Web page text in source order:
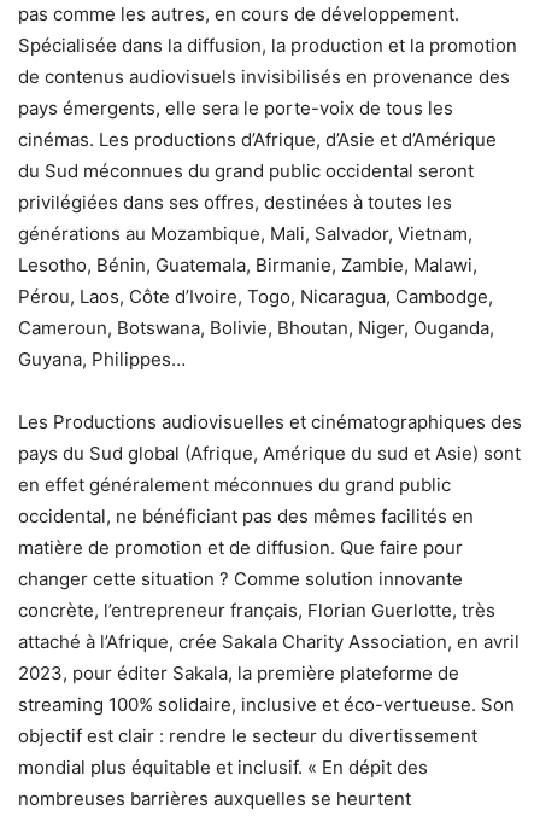
pas comme les autres, en cours de développement.
Spécialisée dans la diffusion, la production et la promotion
de contenus audiovisuels invisibilisés en provenance des
pays émergents, elle sera le porte-voix de tous les
cinémas. Les productions d’Afrique, d’Asie et d’Amérique
du Sud méconnues du grand public occidental seront
privilégiées dans ses offres, destinées à toutes les
générations au Mozambique, Mali, Salvador, Vietnam,
Lesotho, Bénin, Guatemala, Birmanie, Zambie, Malawi,
Pérou, Laos, Côte d’Ivoire, Togo, Nicaragua, Cambodge,
Cameroun, Botswana, Bolivie, Bhoutan, Niger, Ouganda,
Guyana, Philippes…
Les Productions audiovisuelles et cinématographiques des
pays du Sud global (Afrique, Amérique du sud et Asie) sont
en effet généralement méconnues du grand public
occidental, ne bénéficiant pas des mêmes facilités en
matière de promotion et de diffusion. Que faire pour
changer cette situation ? Comme solution innovante
concrète, l’entrepreneur français, Florian Guerlotte, très
attaché à l’Afrique, crée Sakala Charity Association, en avril
2023, pour éditer Sakala, la première plateforme de
streaming 100% solidaire, inclusive et éco-vertueuse. Son
objectif est clair : rendre le secteur du divertissement
mondial plus équitable et inclusif. « En dépit des
nombreuses barrières auxquelles se heurtent